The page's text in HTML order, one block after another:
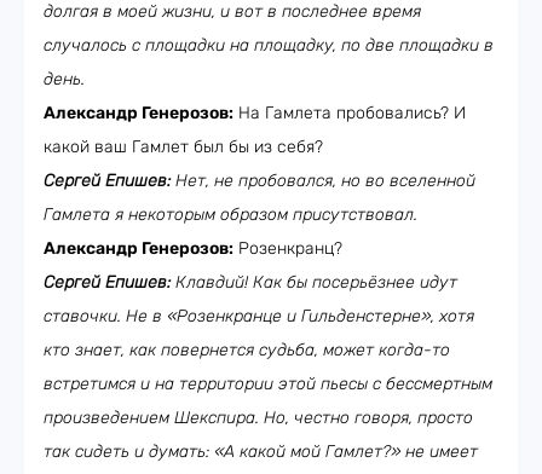
долгая в моей жизни, и вот в последнее время
случалось с площадки на площадку, по две площадки в
день.
Александр Генерозов: На Гамлета пробовались? И
какой ваш Гамлет был бы из себя?
Сергей Епишев:Нет, не пробовался, но во вселенной
Гамлета я некоторым образом присутствовал.
Александр Генерозов: Розенкранц?
Сергей Епишев:Клавдий! Как бы посерьёзнее идут
ставочки. Не в «Розенкранце и Гильденстерне», хотя
кто знает, как повернется судьба, может когда-то
встретимся и на территории этой пьесы с бессмертным
произведением Шекспира. Но, честно говоря, просто
так сидеть и думать: «А какой мой Гамлет?» не имеет